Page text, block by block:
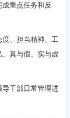
重点任务和反
、担当精神、工
真与假、实与虚
干部日常管理进